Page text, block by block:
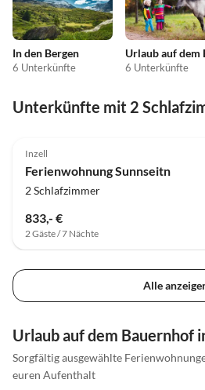
In den Bergen
6 Unterkünfte 6 Unterkünfte
Unterkünfte mit 2
Inzell
Ferienwohnung Sunnseitn
2 Schlafzimmer
833,- €
2 Gäste / 7 Nächte
Alle
Urlaub auf dem Bauernhof
Sorgfältig ausgewählte
euren Aufenthalt